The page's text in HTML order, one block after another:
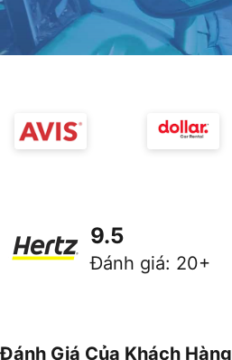
9.5
Đánh giá: 20+
Đánh Giá Của Khách Hàng